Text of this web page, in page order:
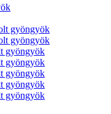
gyöngyök
gyöngyök
gyöngyök
gyöngyök
gyöngyök
gyöngyök
gyöngyök